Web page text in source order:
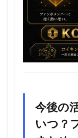
今後の
いつ？